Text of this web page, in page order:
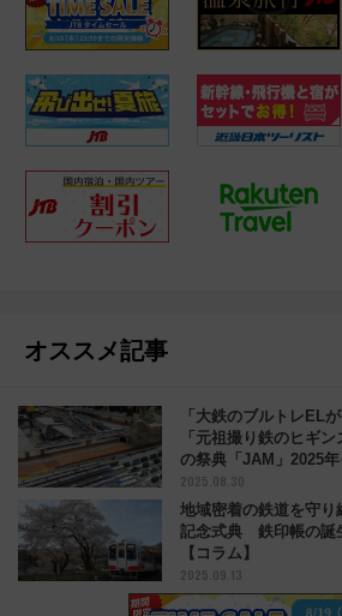
オススメ記事
「大鉄のブルトレEL
「元祖撮り鉄のヒギ
の祭典「JAM」2025
ム】
2025.08.30
地域密着の鉄道を守
記念式典 鉄印帳の誕
【コラム】
2025.09.13